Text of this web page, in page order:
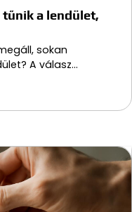
tűnik a lendület,
sokan
A válasz…